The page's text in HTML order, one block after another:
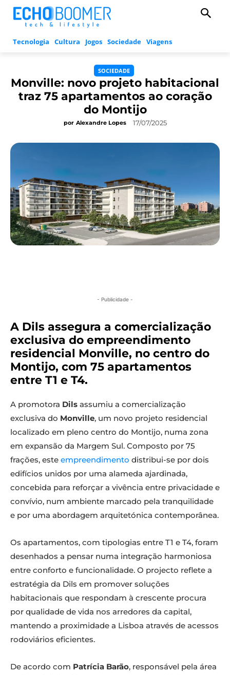
Tecnologia Cultura Jogos Sociedade Viagens
SOCIEDADE
Monville: novo projeto habitacional
traz 75 apartamentos ao coração
do Montijo
por Alexandre Lopes 17/07/2025
- Publicidade -
A Dils assegura a comercialização
exclusiva do empreendimento
residencial Monville, no centro do
Montijo, com 75 apartamentos
entre T1 e T4.
A promotora Dils assumiu a comercialização
exclusiva do Monville, um novo projeto residencial
localizado em pleno centro do Montijo, numa zona
em expansão da Margem Sul. Composto por 75
frações, este empreendimento distribui-se por dois
edifícios unidos por uma alameda ajardinada,
concebida para reforçar a vivência entre privacidade e
convívio, num ambiente marcado pela tranquilidade
e por uma abordagem arquitetónica contemporânea.
Os apartamentos, com tipologias entre T1 e T4, foram
desenhados a pensar numa integração harmoniosa
entre conforto e funcionalidade. O projecto reflete a
estratégia da Dils em promover soluções
habitacionais que respondam à crescente procura
por qualidade de vida nos arredores da capital,
mantendo a proximidade a Lisboa através de acessos
rodoviários eficientes.
De acordo com Patrícia Barão, responsável pela área